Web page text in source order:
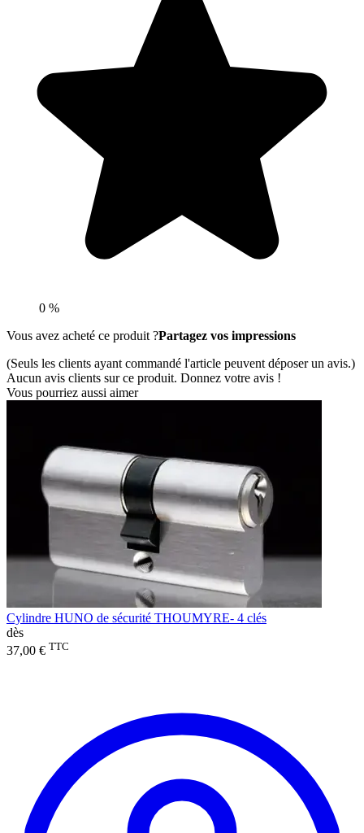
0 %
Vous avez acheté ce produit ?Partagez vos impressions
(Seuls les clients ayant commandé l'article peuvent déposer un avis.)
Aucun avis clients sur ce produit. Donnez votre avis !
Vous pourriez aussi aimer
Cylindre HUNO de sécurité THOUMYRE- 4 clés
dès
37,00 € TTC